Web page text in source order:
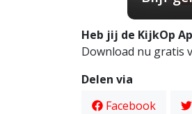
Heb jij de KijkOp
Download nu gratis
Delen via
Facebook